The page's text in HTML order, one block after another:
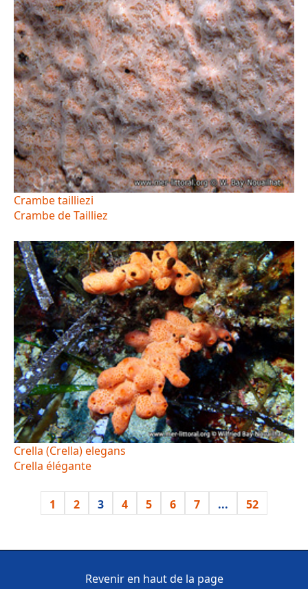
Crambe tailliezi
Crambe de Tailliez
Crella (Crella) elegans
Crella élégante
1 2 3 4 5 6 7 ... 52
Revenir en haut de la page